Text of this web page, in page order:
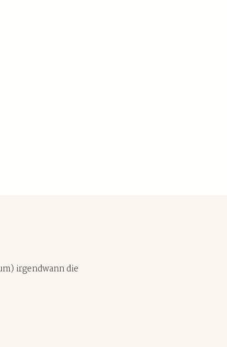
irgendwann die